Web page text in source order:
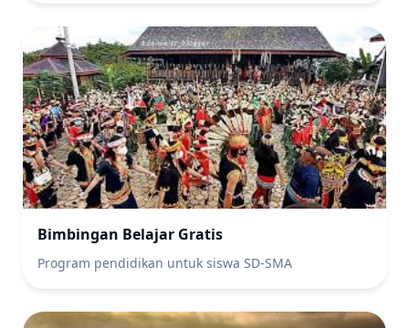
Bimbingan Belajar Gratis
Program pendidikan untuk siswa SD-SMA